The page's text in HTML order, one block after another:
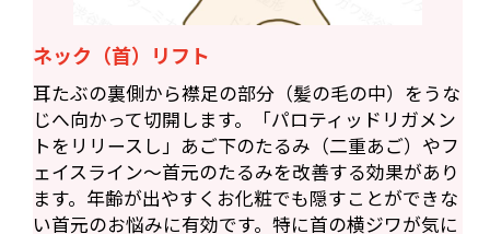
ネック（首）リフト
耳たぶの裏側から襟足の部分（髪の毛の中）をうな
じへ向かって切開します。「パロティッドリガメン
トをリリースし」あご下のたるみ（二重あご）やフ
ェイスライン〜首元のたるみを改善する効果があり
ます。年齢が出やすくお化粧でも隠すことができな
い首元のお悩みに有効です。特に首の横ジワが気に